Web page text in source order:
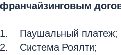
франчайзинговым
Паушальный платеж;
Система Роялти;